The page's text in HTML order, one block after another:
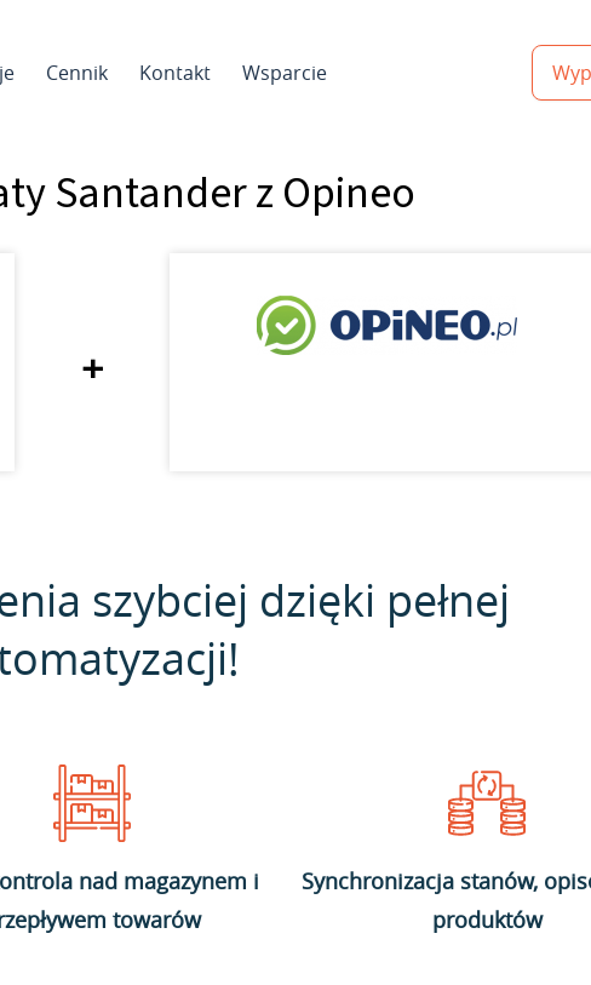
Cennik Kontakt Wsparcie
Santander z Opineo
+
szybciej dzięki pełnej
nad magazynem i
towarów
Synchronizacja stanów,
produktów